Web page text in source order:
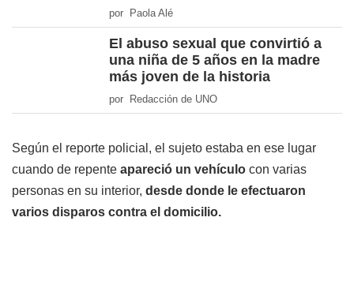
por Paola Alé
El abuso sexual que convirtió a
una niña de 5 años en la madre
más joven de la historia
por Redacción de UNO
Según el reporte policial, el sujeto estaba en ese lugar
cuando de repente apareció un vehículo con varias
personas en su interior, desde donde le efectuaron
varios disparos contra el domicilio.